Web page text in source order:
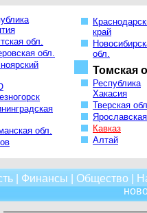
обл.
обл.
обл.
край
обл.
Томская
Республика
Хакасия
Тверская
Кавказ
Алтай
| Финансы Общество